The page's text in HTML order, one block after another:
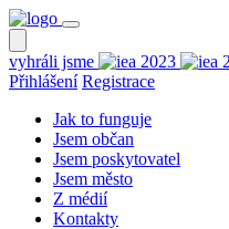
vyhráli jsme
Přihlášení Registrace
Jak to funguje
Jsem občan
Jsem poskytovatel
Jsem město
Z médií
Kontakty